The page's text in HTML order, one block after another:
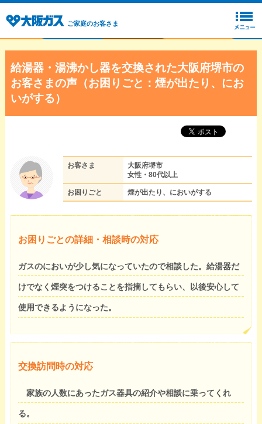
ご家庭のお客さま
給湯器・湯沸かし器を交換された大阪府堺市の
お客さまの声（お困りごと：煙が出たり、にお
いがする）
お客さま
大阪府堺市
女性・80代以上
お困りごと 煙が出たり、においがする
お困りごとの詳細・相談時の対応
ガスのにおいが少し気になっていたので相談した。給湯器だ
けでなく煙突をつけることを指摘してもらい、以後安心して
使用できるようになった。
交換訪問時の対応
家族の人数にあったガス器具の紹介や相談に乗ってくれ
る。